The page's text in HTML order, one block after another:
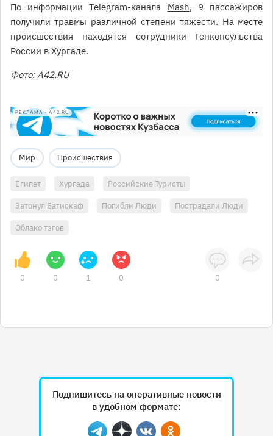
По информации Telegram-канала Mash, 9 пассажиров
получили травмы различной степени тяжести. На месте
происшествия находятся сотрудники Генконсульства
России в Хургаде.
Фото: A42.RU
РЕКЛАМА • A42.RU
Мир Происшествия
Египет Хургада Российские Туристы
Затонул Батискаф Погибли Люди Пострадали Люди
Облако тэгов
0 0 1 0 0
Подпишитесь на оперативные новости
в удобном формате: